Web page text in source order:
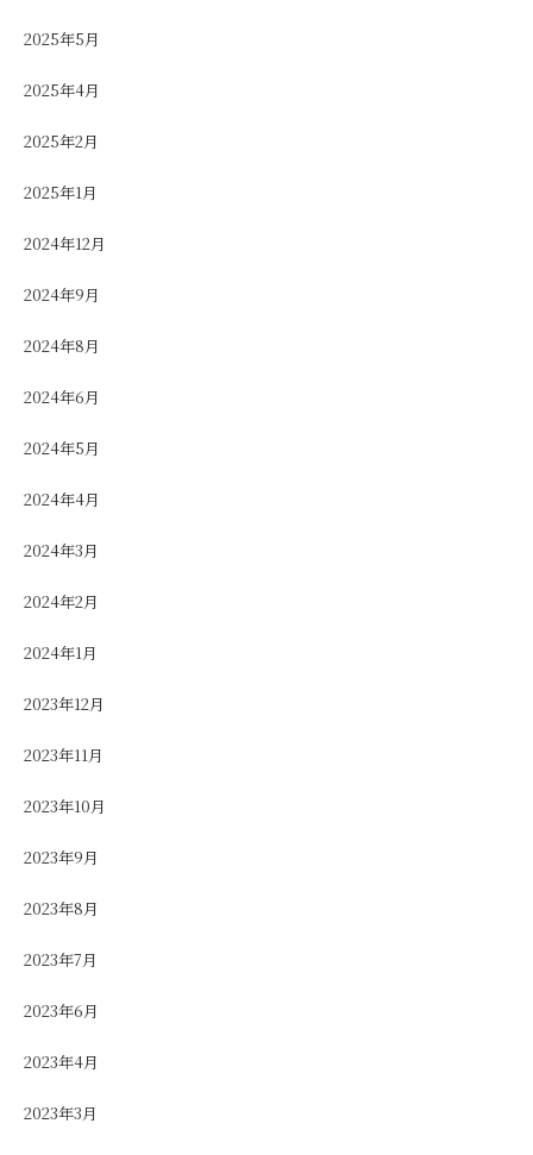
2025年5月
2025年4月
2025年2月
2025年1月
2024年12月
2024年9月
2024年8月
2024年6月
2024年5月
2024年4月
2024年3月
2024年2月
2024年1月
2023年12月
2023年11月
2023年10月
2023年9月
2023年8月
2023年7月
2023年6月
2023年4月
2023年3月